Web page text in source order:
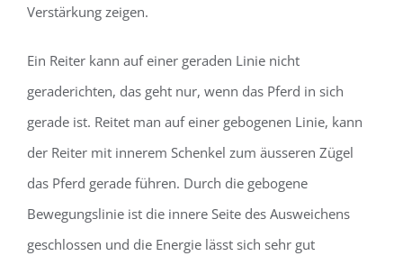
Verstärkung zeigen.
Ein Reiter kann auf einer geraden Linie nicht
geraderichten, das geht nur, wenn das Pferd in sich
gerade ist. Reitet man auf einer gebogenen Linie, kann
der Reiter mit innerem Schenkel zum äusseren Zügel
das Pferd gerade führen. Durch die gebogene
Bewegungslinie ist die innere Seite des Ausweichens
geschlossen und die Energie lässt sich sehr gut